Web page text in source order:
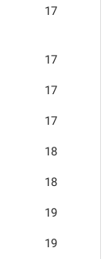
17
17
17
17
18
18
19
19